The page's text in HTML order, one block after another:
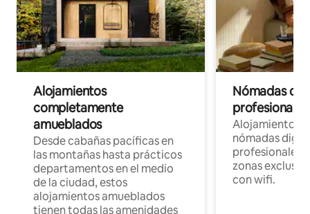
Alojamientos
completamente
amueblados
Desde cabañas pacíficas en
las montañas hasta prácticos
departamentos en el medio
de la ciudad, estos
alojamientos amueblados
tienen todas las amenidades
Nómadas
Alojamientos
nómadas
profesionales
zonas
con wifi.